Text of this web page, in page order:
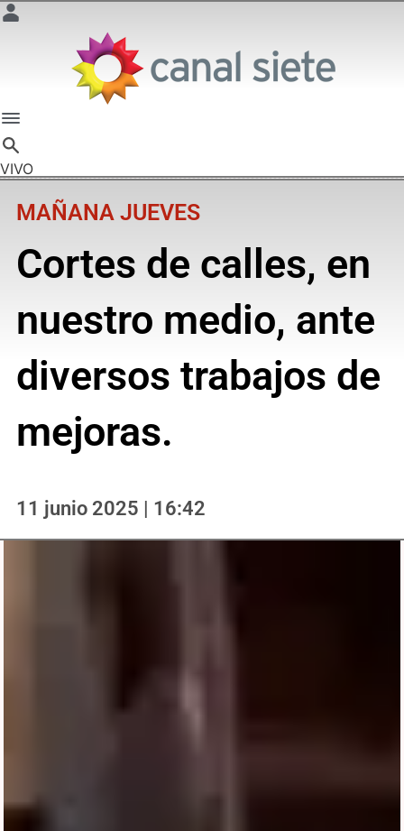
VIVO
MAÑANA JUEVES
Cortes de calles, en
nuestro medio, ante
diversos trabajos de
mejoras.
11 junio 2025 | 16:42